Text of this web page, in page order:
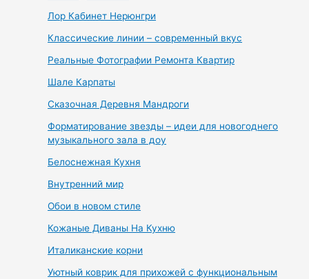
Лор Кабинет Нерюнгри
Классические линии – современный вкус
Реальные Фотографии Ремонта Квартир
Шале Карпаты
Сказочная Деревня Мандроги
Форматирование звезды – идеи для новогоднего
музыкального зала в доу
Белоснежная Кухня
Внутренний мир
Обои в новом стиле
Кожаные Диваны На Кухню
Италиканские корни
Уютный коврик для прихожей с функциональным